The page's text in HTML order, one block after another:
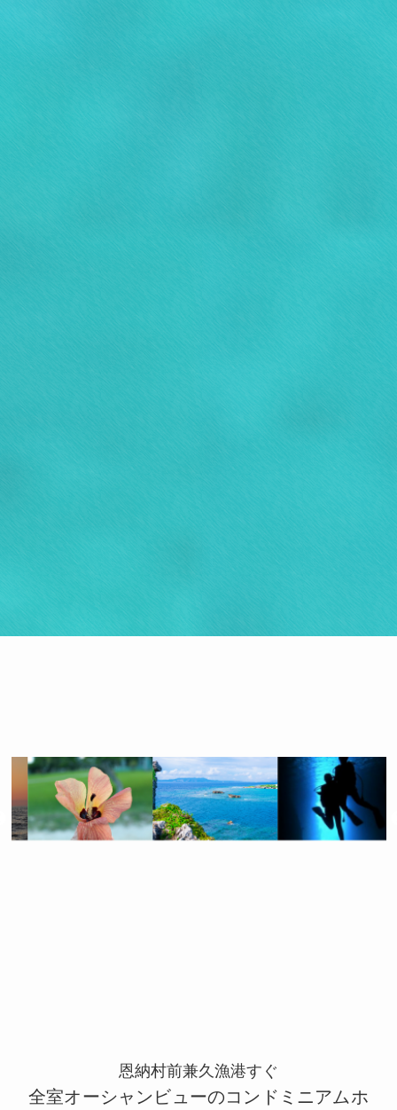
恩納村前兼久漁港すぐ
全室オーシャンビューのコンドミニアムホ